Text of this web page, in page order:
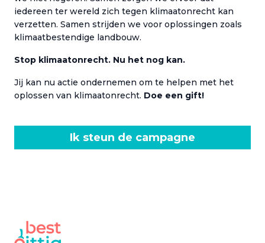
iedereen ter wereld zich tegen klimaatonrecht kan
verzetten. Samen strijden we voor oplossingen zoals
klimaatbestendige landbouw.
Stop klimaatonrecht. Nu het nog kan.
Jij kan nu actie ondernemen om te helpen met het
oplossen van klimaatonrecht. Doe een gift!
Ik steun de campagne